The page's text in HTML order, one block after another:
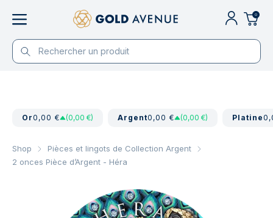
0
Or0,00 € (0,00 €) Argent0,00 € (0,00 €) Platine
Shop
Pièces et lingots de Collection Argent
2 onces Pièce d’Argent - Héra